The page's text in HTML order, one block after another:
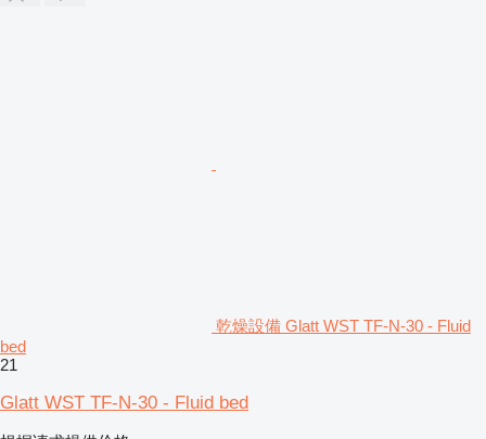
乾燥設備 Glatt WST TF-N-30 - Fluid
bed
21
Glatt WST TF-N-30 - Fluid bed